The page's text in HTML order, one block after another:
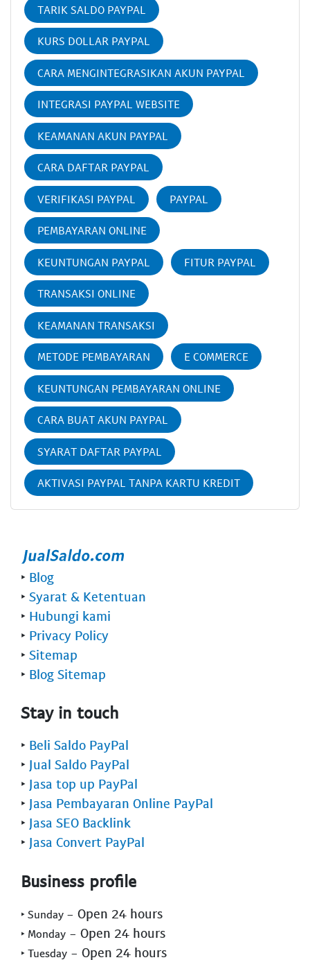
TARIK SALDO PAYPAL
KURS DOLLAR PAYPAL
CARA MENGINTEGRASIKAN AKUN PAYPAL
INTEGRASI PAYPAL WEBSITE
KEAMANAN AKUN PAYPAL
CARA DAFTAR PAYPAL
VERIFIKASI PAYPAL PAYPAL
PEMBAYARAN ONLINE
KEUNTUNGAN PAYPAL FITUR PAYPAL
TRANSAKSI ONLINE
KEAMANAN TRANSAKSI
METODE PEMBAYARAN E COMMERCE
KEUNTUNGAN PEMBAYARAN ONLINE
CARA BUAT AKUN PAYPAL
SYARAT DAFTAR PAYPAL
AKTIVASI PAYPAL TANPA KARTU KREDIT
‣ Blog
‣ Syarat & Ketentuan
‣ Hubungi kami
‣ Privacy Policy
‣ Sitemap
‣ Blog Sitemap
Stay in touch
‣ Beli Saldo PayPal
‣ Jual Saldo PayPal
‣ Jasa top up PayPal
‣ Jasa Pembayaran Online PayPal
‣ Jasa SEO Backlink
‣ Jasa Convert PayPal
Business profile
‣ Sunday - Open 24 hours
‣ Monday - Open 24 hours
‣ Tuesday - Open 24 hours